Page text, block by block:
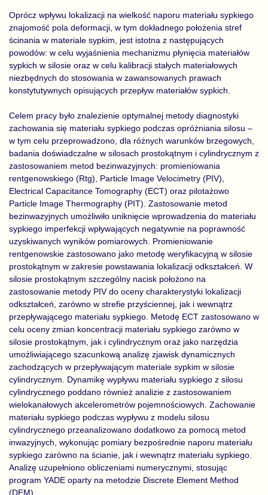
Oprócz wpływu lokalizacji na wielkość naporu materiału sypkiego
znajomość pola deformacji, w tym dokładnego położenia stref
ścinania w materiale sypkim, jest istotna z następujących
powodów: w celu wyjaśnienia mechanizmu płynięcia materiałów
sypkich w silosie oraz w celu kalibracji stałych materiałowych
niezbędnych do stosowania w zawansowanych prawach
konstytutywnych opisujących przepływ materiałów sypkich.
Celem pracy było znalezienie optymalnej metody diagnostyki
zachowania się materiału sypkiego podczas opróżniania silosu –
w tym celu przeprowadzono, dla różnych warunków brzegowych,
badania doświadczalne w silosach prostokątnym i cylindrycznym z
zastosowaniem metod bezinwazyjnych: promieniowania
rentgenowskiego (Rtg), Particle Image Velocimetry (PIV),
Electrical Capacitance Tomography (ECT) oraz pilotażowo
Particle Image Thermography (PIT). Zastosowanie metod
bezinwazyjnych umożliwiło uniknięcie wprowadzenia do materiału
sypkiego imperfekcji wpływających negatywnie na poprawność
uzyskiwanych wyników pomiarowych. Promieniowanie
rentgenowskie zastosowano jako metodę weryfikacyjną w silosie
prostokątnym w zakresie powstawania lokalizacji odkształceń. W
silosie prostokątnym szczególny nacisk położono na
zastosowanie metody PIV do oceny charakterystyki lokalizacji
odkształceń, zarówno w strefie przyściennej, jak i wewnątrz
przepływającego materiału sypkiego. Metodę ECT zastosowano w
celu oceny zmian koncentracji materiału sypkiego zarówno w
silosie prostokątnym, jak i cylindrycznym oraz jako narzędzia
umożliwiającego szacunkową analizę zjawisk dynamicznych
zachodzących w przepływającym materiale sypkim w silosie
cylindrycznym. Dynamikę wypływu materiału sypkiego z silosu
cylindrycznego poddano również analizie z zastosowaniem
wielokanałowych akcelerometrów pojemnościowych. Zachowanie
materiału sypkiego podczas wypływu z modelu silosu
cylindrycznego przeanalizowano dodatkowo za pomocą metod
inwazyjnych, wykonując pomiary bezpośrednie naporu materiału
sypkiego zarówno na ścianie, jak i wewnątrz materiału sypkiego.
Analizę uzupełniono obliczeniami numerycznymi, stosując
program YADE oparty na metodzie Discrete Element Method
(DEM).